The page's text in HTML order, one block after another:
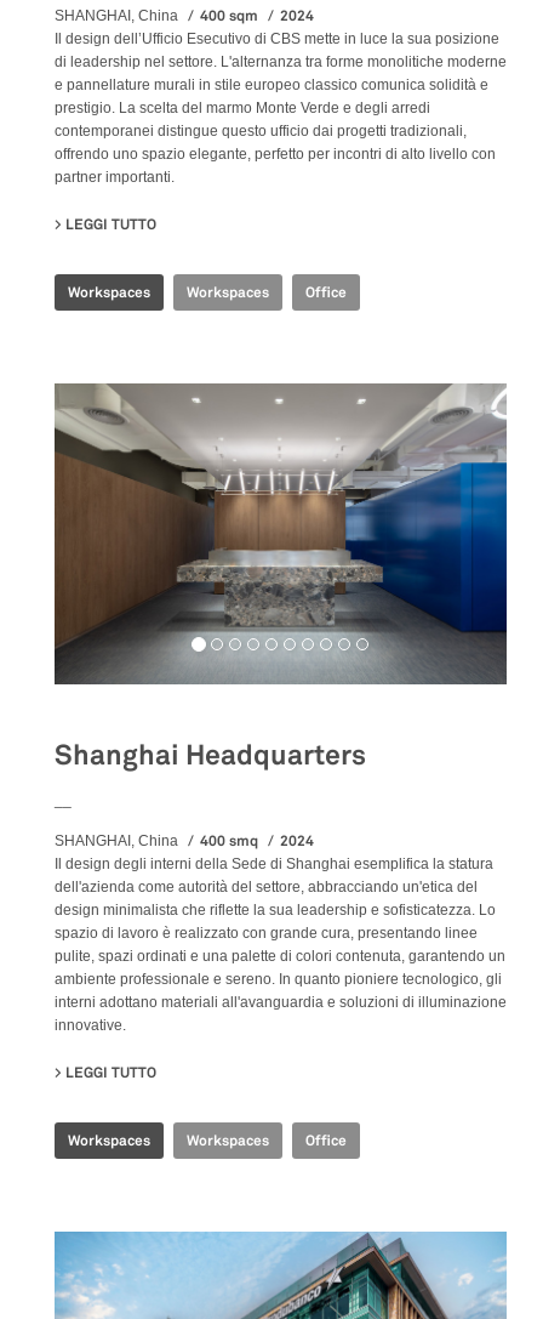
SHANGHAI, China 400 sqm 2024
Il design dell’Ufficio Esecutivo di CBS mette in luce la sua posizione
di leadership nel settore. L'alternanza tra forme monolitiche moderne
e pannellature murali in stile europeo classico comunica solidità e
prestigio. La scelta del marmo Monte Verde e degli arredi
contemporanei distingue questo ufficio dai progetti tradizionali,
offrendo uno spazio elegante, perfetto per incontri di alto livello con
partner importanti.
LEGGI TUTTO
Workspaces Workspaces Office
Shanghai Headquarters
SHANGHAI, China 400 smq 2024
Il design degli interni della Sede di Shanghai esemplifica la statura
dell'azienda come autorità del settore, abbracciando un'etica del
design minimalista che riflette la sua leadership e sofisticatezza. Lo
spazio di lavoro è realizzato con grande cura, presentando linee
pulite, spazi ordinati e una palette di colori contenuta, garantendo un
ambiente professionale e sereno. In quanto pioniere tecnologico, gli
interni adottano materiali all'avanguardia e soluzioni di illuminazione
innovative.
LEGGI TUTTO
Workspaces Workspaces Office